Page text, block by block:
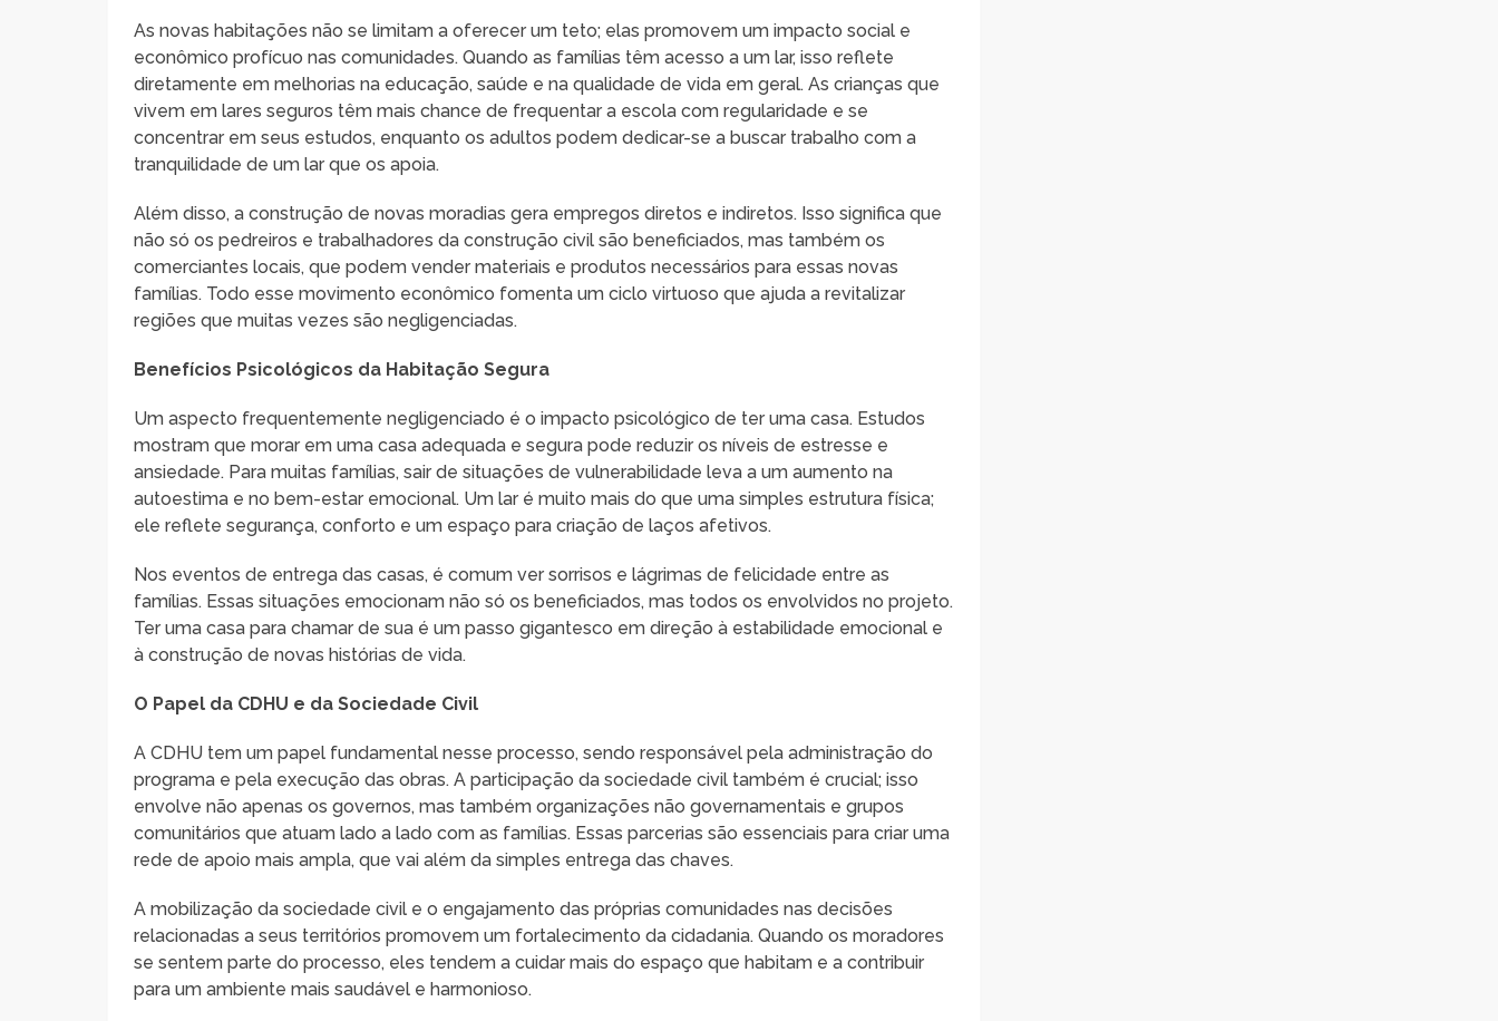
As novas habitações não se limitam a oferecer um teto; elas promovem um impacto social e
econômico profícuo nas comunidades. Quando as famílias têm acesso a um lar, isso reflete
diretamente em melhorias na educação, saúde e na qualidade de vida em geral. As crianças que
vivem em lares seguros têm mais chance de frequentar a escola com regularidade e se
concentrar em seus estudos, enquanto os adultos podem dedicar-se a buscar trabalho com a
tranquilidade de um lar que os apoia.
Além disso, a construção de novas moradias gera empregos diretos e indiretos. Isso significa que
não só os pedreiros e trabalhadores da construção civil são beneficiados, mas também os
comerciantes locais, que podem vender materiais e produtos necessários para essas novas
famílias. Todo esse movimento econômico fomenta um ciclo virtuoso que ajuda a revitalizar
regiões que muitas vezes são negligenciadas.
Benefícios Psicológicos da Habitação Segura
Um aspecto frequentemente negligenciado é o impacto psicológico de ter uma casa. Estudos
mostram que morar em uma casa adequada e segura pode reduzir os níveis de estresse e
ansiedade. Para muitas famílias, sair de situações de vulnerabilidade leva a um aumento na
autoestima e no bem-estar emocional. Um lar é muito mais do que uma simples estrutura física;
ele reflete segurança, conforto e um espaço para criação de laços afetivos.
Nos eventos de entrega das casas, é comum ver sorrisos e lágrimas de felicidade entre as
famílias. Essas situações emocionam não só os beneficiados, mas todos os envolvidos no projeto.
Ter uma casa para chamar de sua é um passo gigantesco em direção à estabilidade emocional e
à construção de novas histórias de vida.
O Papel da CDHU e da Sociedade Civil
A CDHU tem um papel fundamental nesse processo, sendo responsável pela administração do
programa e pela execução das obras. A participação da sociedade civil também é crucial; isso
envolve não apenas os governos, mas também organizações não governamentais e grupos
comunitários que atuam lado a lado com as famílias. Essas parcerias são essenciais para criar uma
rede de apoio mais ampla, que vai além da simples entrega das chaves.
A mobilização da sociedade civil e o engajamento das próprias comunidades nas decisões
relacionadas a seus territórios promovem um fortalecimento da cidadania. Quando os moradores
se sentem parte do processo, eles tendem a cuidar mais do espaço que habitam e a contribuir
para um ambiente mais saudável e harmonioso.